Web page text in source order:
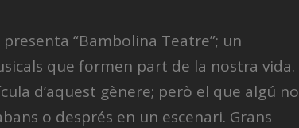
“Bambolina Teatre”; un
que formen part de la nostra vida.
d’aquest gènere; però el que algú no
o després en un escenari. Grans